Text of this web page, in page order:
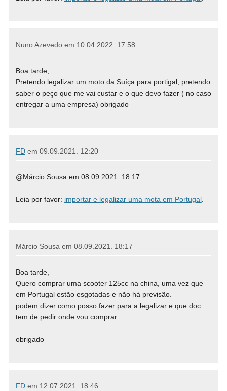
Nuno Azevedo em 10.04.2022. 17:58
Boa tarde,
Pretendo legalizar um moto da Suíça para portigal, pretendo
saber o peço que me vai custar e o que devo fazer ( no caso
entregar a uma empresa) obrigado
FDem 09.09.2021. 12:20
@Márcio Sousa em 08.09.2021. 18:17
Leia por favor: importar e legalizar uma mota em Portugal.
Márcio Sousa em 08.09.2021. 18:17
Boa tarde,
Quero comprar uma scooter 125cc na china, uma vez que
em Portugal estão esgotadas e não há previsão.
podem dizer como posso fazer para a legalizar e que doc.
tem de pedir onde vou comprar:
obrigado
FDem 12.07.2021. 18:46